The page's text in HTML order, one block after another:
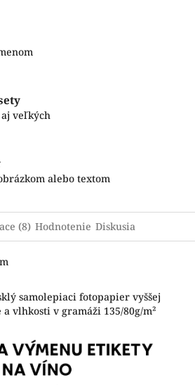
veľkých
alebo textom
(8) Hodnotenie Diskusia
samolepiaci fotopapier vyššej
vlhkosti v gramáži 135/80g/m²